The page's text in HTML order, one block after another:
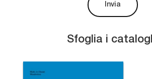
Sfoglia i
Invia